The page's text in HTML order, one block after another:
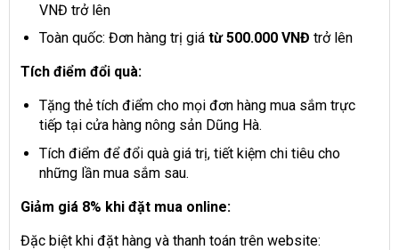
VNĐ trở lên
Toàn quốc: Đơn hàng trị giá từ 500.000 VNĐ trở lên
Tích điểm đổi quà:
Tặng thẻ tích điểm cho mọi đơn hàng mua sắm trực
tiếp tại cửa hàng nông sản Dũng Hà.
Tích điểm để đổi quà giá trị, tiết kiệm chi tiêu cho
những lần mua sắm sau.
Giảm giá 8% khi đặt mua online:
Đặc biệt khi đặt hàng và thanh toán trên website: